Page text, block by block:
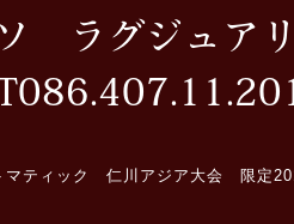
ラグジュア
マティック 仁川アジア大会 限定